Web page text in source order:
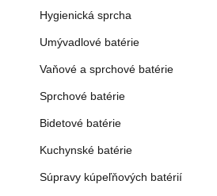
Hygienická sprcha
Umývadlové batérie
Vaňové a sprchové batérie
Sprchové batérie
Bidetové batérie
Kuchynské batérie
Súpravy kúpeľňových batérií